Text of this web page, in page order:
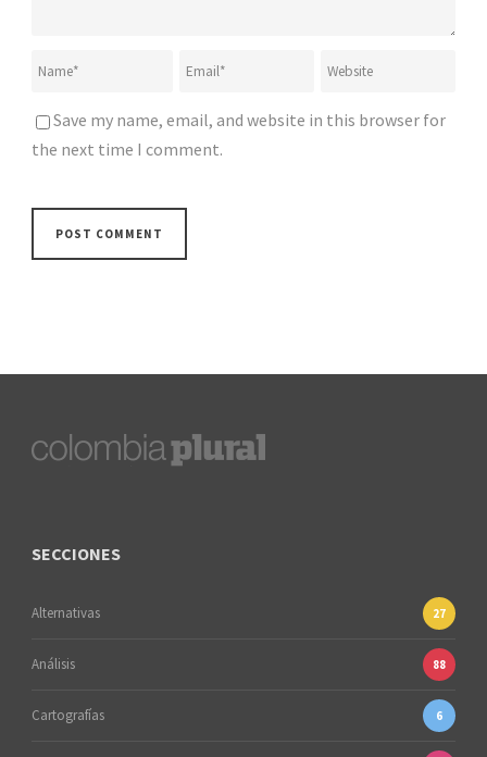
Save my name, email, and website in this browser for
the next time I comment.
SECCIONES
Alternativas 27
Análisis 88
Cartografías 6